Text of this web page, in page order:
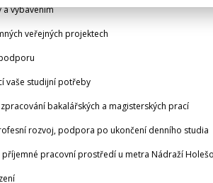
vybavením
veřejných projektech
studijní potřeby
bakalářských a magisterských prací
rozvoj, podpora po ukončení denního studia
pracovní prostředí u metra Nádraží